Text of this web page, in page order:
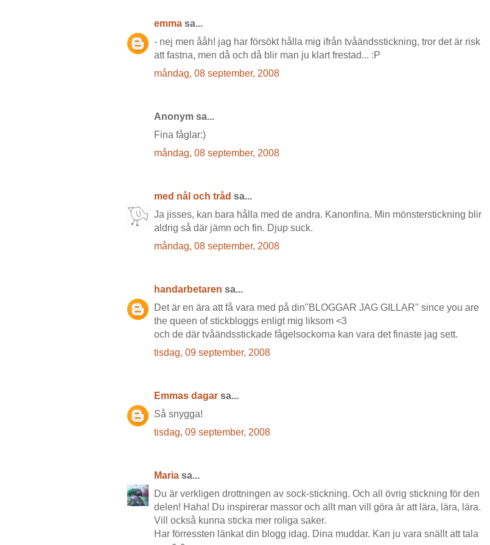
emma sa...
- nej men ååh! jag har försökt hålla mig ifrån tvåändsstickning, tror det är risk
att fastna, men då och då blir man ju klart frestad... :P
måndag, 08 september, 2008
Anonym sa...
Fina fåglar:)
måndag, 08 september, 2008
med nål och tråd sa...
Ja jisses, kan bara hålla med de andra. Kanonfina. Min mönsterstickning blir
aldrig så där jämn och fin. Djup suck.
måndag, 08 september, 2008
handarbetaren sa...
Det är en ära att få vara med på din"BLOGGAR JAG GILLAR" since you are
the queen of stickbloggs enligt mig liksom <3
och de där tvåändsstickade fågelsockorna kan vara det finaste jag sett.
tisdag, 09 september, 2008
Emmas dagar sa...
Så snygga!
tisdag, 09 september, 2008
Maria sa...
Du är verkligen drottningen av sock-stickning. Och all övrig stickning för den
delen! Haha! Du inspirerar massor och allt man vill göra är att lära, lära, lära.
Vill också kunna sticka mer roliga saker.
Har förressten länkat din blogg idag. Dina muddar. Kan ju vara snällt att tala